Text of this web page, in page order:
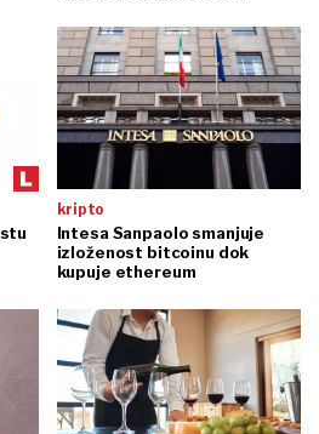
kripto
Intesa Sanpaolo smanjuje
izloženost bitcoinu dok
kupuje ethereum